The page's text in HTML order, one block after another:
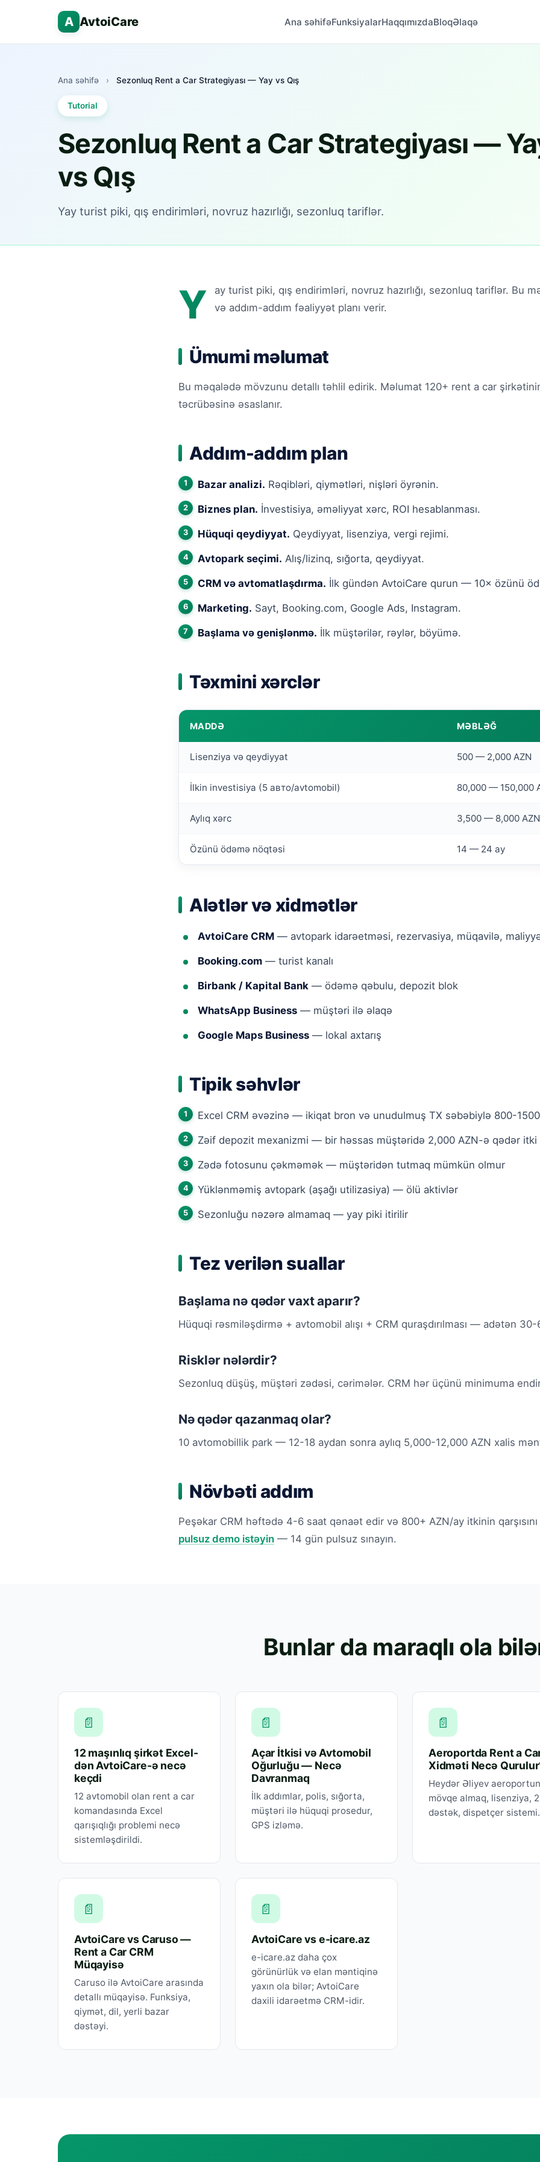
A AvtoiCare Ana səhifəFunksiyalarHaqqımızdaBloqƏlaqə
Ana səhifə › Sezonluq Rent a Car Strategiyası — Yay vs Qış
Tutorial
Sezonluq Rent a Car Strategiyası —
vs Qış
Yay turist piki, qış endirimləri, novruz hazırlığı, sezonluq tariflər.
Y
ay turist piki, qış endirimləri, novruz hazırlığı, sezonluq tariflər. Bu
və addım-addım fəaliyyət planı verir.
Ümumi məlumat
Bu məqalədə mövzunu detallı təhlil edirik. Məlumat 120+ rent a car
təcrübəsinə əsaslanır.
Addım-addım plan
Bazar analizi. Rəqibləri, qiymətləri, nişləri öyrənin.
Biznes plan. İnvestisiya, əməliyyat xərc, ROI hesablanması.
Hüquqi qeydiyyat. Qeydiyyat, lisenziya, vergi rejimi.
Avtopark seçimi. Alış/lizinq, sığorta, qeydiyyat.
CRM və avtomatlaşdırma. İlk gündən AvtoiCare qurun — 10× özünü
Marketing. Sayt, Booking.com, Google Ads, Instagram.
Başlama və genişlənmə. İlk müştərilər, rəylər, böyümə.
Təxmini xərclər
MADDƏ MƏBLƏĞ
Lisenziya və qeydiyyat 500 — 2,000 AZN
İlkin investisiya (5 авто/avtomobil) 80,000 — 150,000
Aylıq xərc 3,500 — 8,000 AZN
Özünü ödəmə nöqtəsi 14 — 24 ay
Alətlər və xidmətlər
AvtoiCare CRM — avtopark idarəetməsi, rezervasiya, müqavilə,
Booking.com — turist kanalı
Birbank / Kapital Bank — ödəmə qəbulu, depozit blok
WhatsApp Business — müştəri ilə əlaqə
Google Maps Business — lokal axtarış
Tipik səhvlər
Excel CRM əvəzinə — ikiqat bron və unudulmuş TX səbəbiylə 800-
Zəif depozit mexanizmi — bir həssas müştəridə 2,000 AZN-ə qədər itki
Zədə fotosunu çəkməmək — müştəridən tutmaq mümkün olmur
Yüklənməmiş avtopark (aşağı utilizasiya) — ölü aktivlər
Sezonluğu nəzərə almamaq — yay piki itirilir
Tez verilən suallar
Başlama nə qədər vaxt aparır?
Hüquqi rəsmiləşdirmə + avtomobil alışı + CRM quraşdırılması — adətən
Risklər nələrdir?
Sezonluq düşüş, müştəri zədəsi, cərimələr. CRM hər üçünü minimuma
Nə qədər qazanmaq olar?
10 avtomobillik park — 12-18 aydan sonra aylıq 5,000-12,000 AZN xalis
Növbəti addım
Peşəkar CRM həftədə 4-6 saat qənaət edir və 800+ AZN/ay itkinin qarşısını
pulsuz demo istəyin — 14 gün pulsuz sınayın.
Bunlar da maraqlı ola
📄
12 maşınlıq şirkət Excel-
dən AvtoiCare-ə necə
keçdi
12 avtomobil olan rent a car
komandasında Excel
qarışıqlığı problemi necə
sistemləşdirildi.
📄
Açar İtkisi və Avtomobil
Oğurluğu — Necə
Davranmaq
İlk addımlar, polis, sığorta,
müştəri ilə hüquqi prosedur,
GPS izləmə.
📄
Aeroportda Rent a
Xidməti Necə
Heydər Əliyev
mövqe almaq, lisenziya,
dəstək, dispetçer sistemi.
📄
AvtoiCare vs Caruso —
Rent a Car CRM
Müqayisə
Caruso ilə AvtoiCare arasında
detallı müqayisə. Funksiya,
qiymət, dil, yerli bazar
dəstəyi.
📄
AvtoiCare vs e-icare.az
e-icare.az daha çox
görünürlük və elan məntiqinə
yaxın ola bilər; AvtoiCare
daxili idarəetmə CRM-idir.